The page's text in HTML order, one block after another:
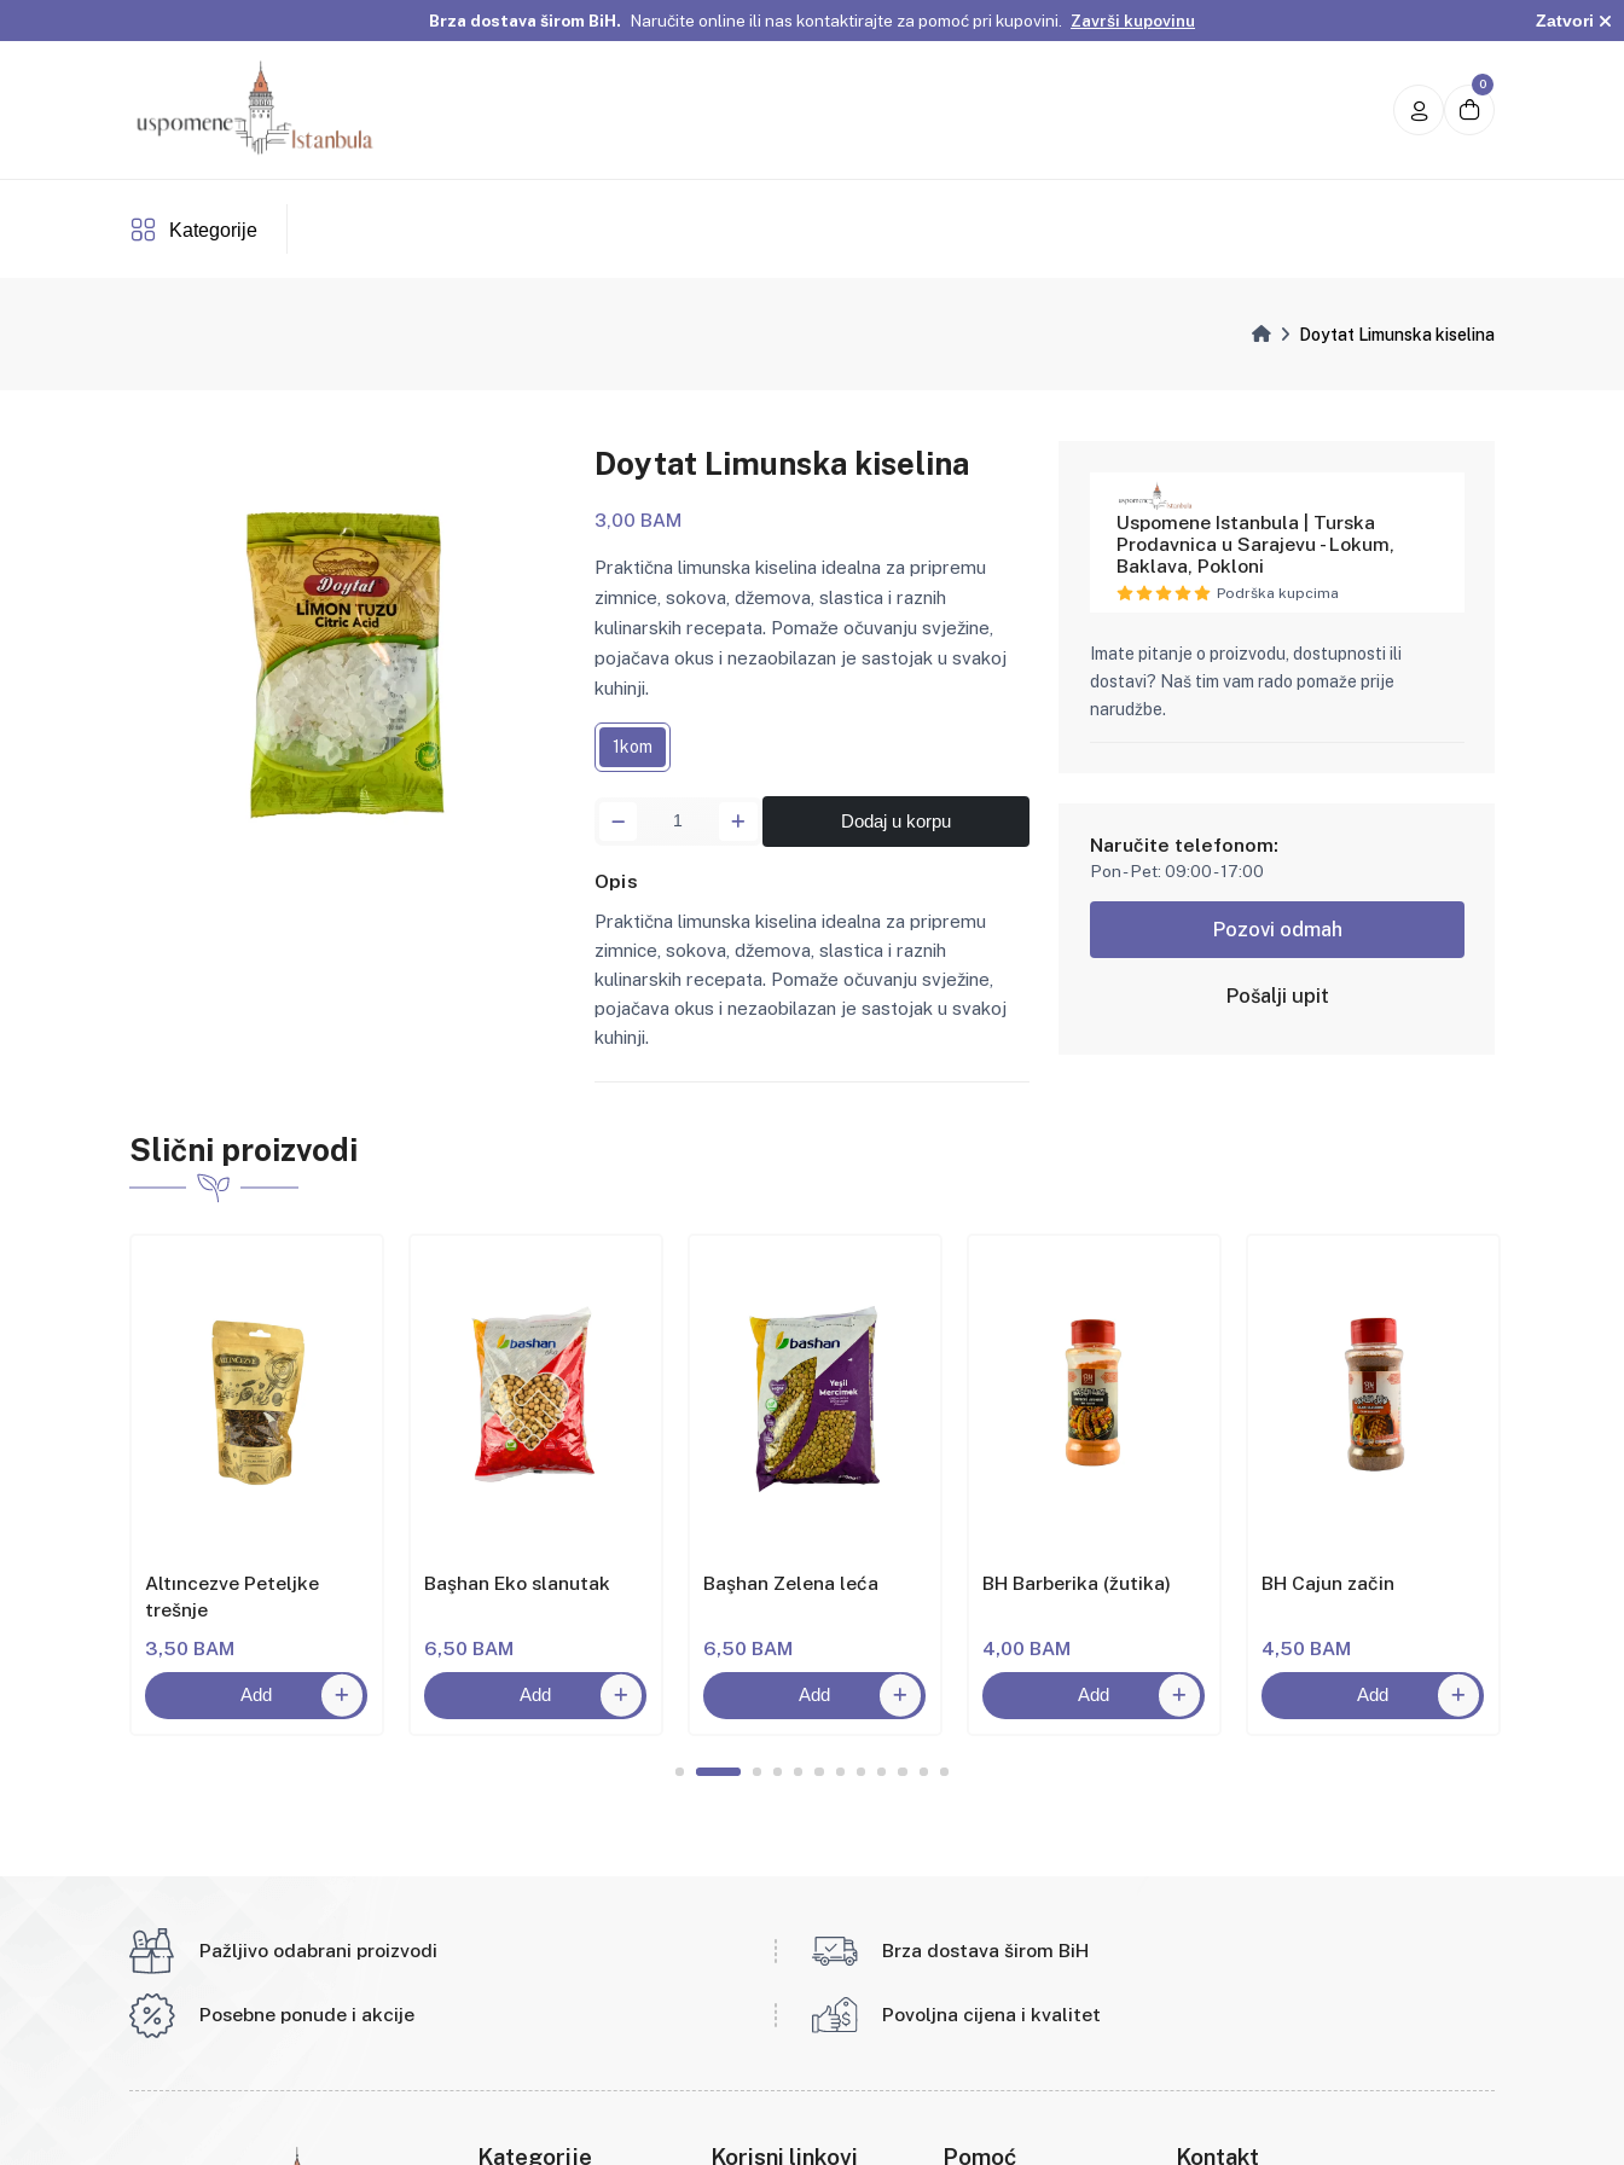
Brza dostava širom BiH. Naručite online ili nas kontaktirajte za pomoć pri kupovini.
Završi kupovinu
Dobrodošli u Uspomene Istanbula! Pažljivo odabrani proizvodi i posebne ponude za vas. Pogledaj ponudu
Zatvori
0
Kategorije
Doytat Limunska kiselina
Doytat Limunska kiselina
3,00 BAM
Praktična limunska kiselina idealna za pripremu
zimnice, sokova, džemova, slastica i raznih
kulinarskih recepata. Pomaže očuvanju svježine,
pojačava okus i nezaobilazan je sastojak u svakoj
kuhinji.
1kom
Dodaj u korpu
Opis
Praktična limunska kiselina idealna za pripremu
zimnice, sokova, džemova, slastica i raznih
kulinarskih recepata. Pomaže očuvanju svježine,
pojačava okus i nezaobilazan je sastojak u svakoj
kuhinji.
Uspomene Istanbula | Turska
Prodavnica u Sarajevu - Lokum,
Baklava, Pokloni
Podrška kupcima
Imate pitanje o proizvodu, dostupnosti ili
dostavi? Naš tim vam rado pomaže prije
narudžbe.
Naručite telefonom:
Pon - Pet: 09:00 - 17:00
Pozovi odmah
Pošalji upit
Slični proizvodi
Altıncezve Peteljke
trešnje
3,50 BAM
Add
Başhan Eko slanutak
6,50 BAM
Add
Başhan Zelena leća
6,50 BAM
Add
BH Barberika (žutika)
4,00 BAM
Add
BH Cajun začin
4,50 BAM
Add
Pažljivo odabrani proizvodi Brza dostava širom BiH
Posebne ponude i akcije Povoljna cijena i kvalitet
Kategorije Korisni linkovi Pomoć Kontakt